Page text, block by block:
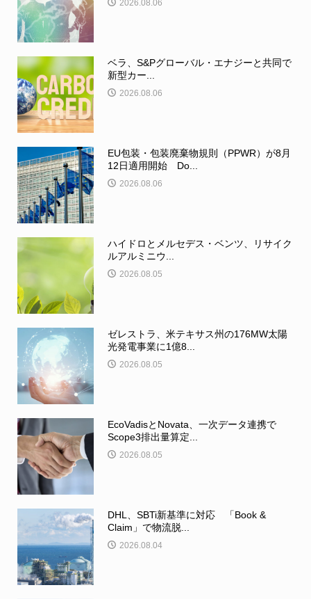
2026.08.06
ベラ、S&Pグローバル・エナジーと共同で
新型カー...
2026.08.06
EU包装・包装廃棄物規則（PPWR）が8月
12日適用開始 Do...
2026.08.06
ハイドロとメルセデス・ベンツ、リサイク
ルアルミニウ...
2026.08.05
ゼレストラ、米テキサス州の176MW太陽
光発電事業に1億8...
2026.08.05
EcoVadisとNovata、一次データ連携で
Scope3排出量算定...
2026.08.05
DHL、SBTi新基準に対応 「Book &
Claim」で物流脱...
2026.08.04